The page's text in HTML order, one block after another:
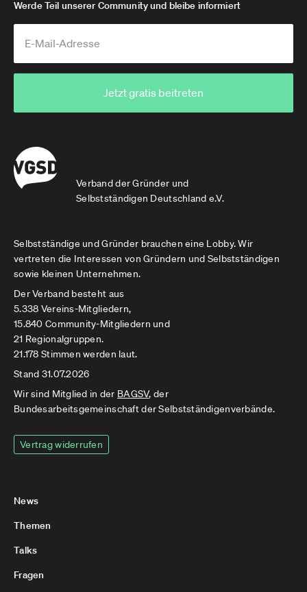
Verband der Gründer und
Selbstständigen Deutschland e.V.
Werde Teil unserer Community und bleibe informiert
Jetzt gratis beitreten
Selbstständige und Gründer brauchen eine Lobby. Wir
vertreten die Interessen von Gründern und Selbstständigen
sowie kleinen Unternehmen.
Der Verband besteht aus
5.338 Vereins-Mitgliedern,
15.840 Community-Mitgliedern und
21 Regionalgruppen.
21.178 Stimmen werden laut.
Stand 31.07.2026
Wir sind Mitglied in der BAGSV, der
Bundesarbeitsgemeinschaft der Selbstständigenverbände.
Vertrag widerrufen
News
Themen
Talks
Fragen